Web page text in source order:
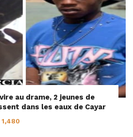
au drame, 2 jeunes de
dans les eaux de Cayar
1,480